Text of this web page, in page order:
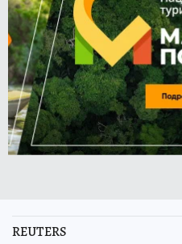
REUTERS